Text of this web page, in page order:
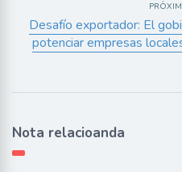
Desafío exportador: El
potenciar empresas
Nota relacioanda